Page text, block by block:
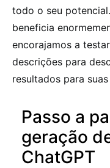
todo o seu
beneficia
encorajamos a
descrições para
resultados para
Passo a
geração
ChatGPT